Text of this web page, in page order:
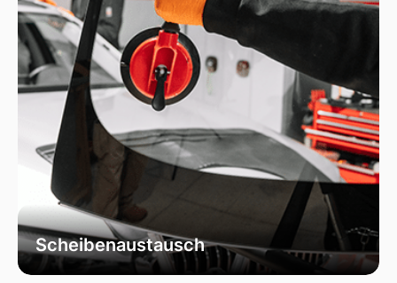
Scheibenaustausch
Bei uns erhalten Sie einen fachgerechten